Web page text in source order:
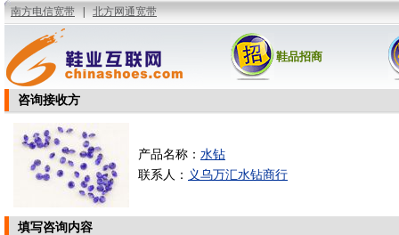
鞋品招商
咨询接收方
产品名称： 水钻
联系人： 义乌万汇水钻商行
填写咨询内容